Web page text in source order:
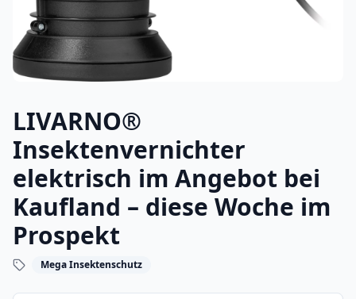
LIVARNO®
Insektenvernichter
elektrisch im Angebot bei
Kaufland – diese Woche im
Prospekt
Mega Insektenschutz